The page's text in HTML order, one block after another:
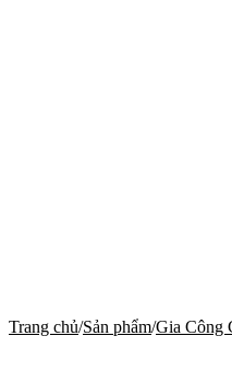
Trang chủ/Sản phẩm/Gia Công